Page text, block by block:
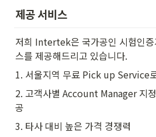
제공 서비스
저희 Intertek은 국가공인 시험인
스를 제공해드리고 있습니다.
1. 서울지역 무료 Pick up Service
2. 고객사별 Account Manager 지
공
3. 타사 대비 높은 가격 경쟁력